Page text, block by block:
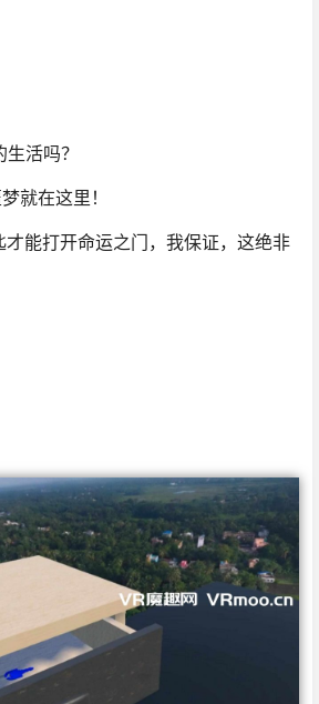
活吗？
就在这里！
能打开命运之门，我保证，这绝非